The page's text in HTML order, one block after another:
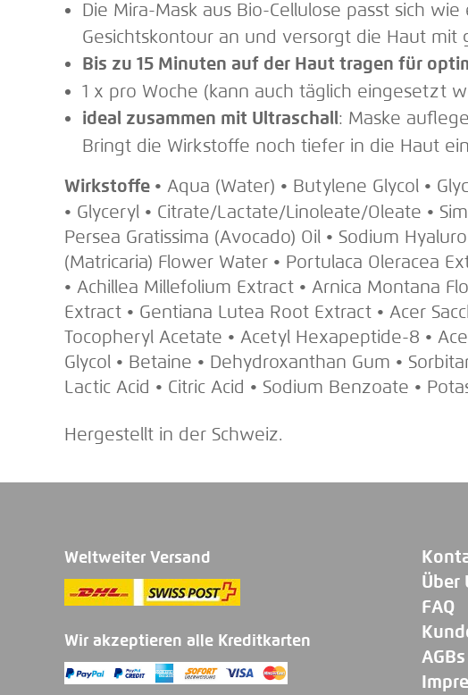
Die Mira-Mask aus Bio-Cellulose passt sich
Gesichtskontour an und versorgt die Haut
Bis zu 15 Minuten auf der Haut tragen für
1 x pro Woche (kann auch täglich eingesetzt
ideal zusammen mit Ultraschall: Maske
Bringt die Wirkstoffe noch tiefer in die Haut
Wirkstoffe • Aqua (Water) • Butylene Glycol •
• Glyceryl • Citrate/Lactate/Linoleate/Oleate •
Persea Gratissima (Avocado) Oil • Sodium
(Matricaria) Flower Water • Portulaca Oleracea
• Achillea Millefolium Extract • Arnica Montana
Extract • Gentiana Lutea Root Extract • Acer
Tocopheryl Acetate • Acetyl Hexapeptide-8 •
Glycol • Betaine • Dehydroxanthan Gum •
Lactic Acid • Citric Acid • Sodium Benzoate •
Hergestellt in der Schweiz.
Weltweiter Versand
Wir akzeptieren alle Kreditkarten
Über
FAQ
AGBs